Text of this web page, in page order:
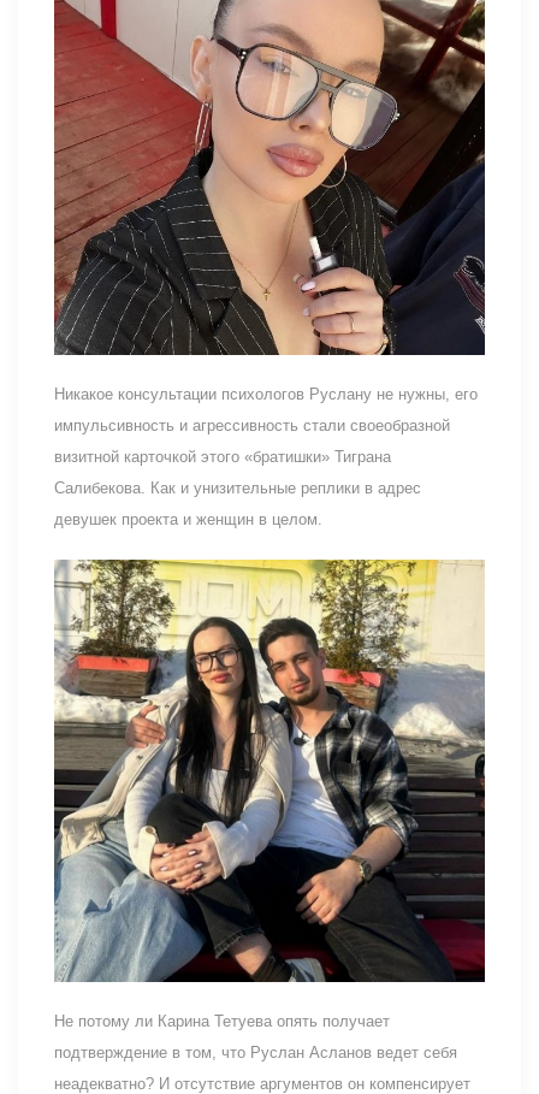
Никакое консультации психологов Руслану не нужны, его
импульсивность и агрессивность стали своеобразной
визитной карточкой этого «братишки» Тиграна
Салибекова. Как и унизительные реплики в адрес
девушек проекта и женщин в целом.
Не потому ли Карина Тетуева опять получает
подтверждение в том, что Руслан Асланов ведет себя
неадекватно? И отсутствие аргументов он компенсирует